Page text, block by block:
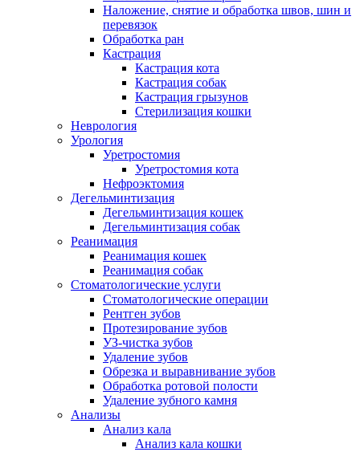
Наложение, снятие и обработка швов, шин и
перевязок
Обработка ран
Кастрация
Кастрация кота
Кастрация собак
Кастрация грызунов
Стерилизация кошки
Неврология
Урология
Уретростомия
Уретростомия кота
Нефроэктомия
Дегельминтизация
Дегельминтизация кошек
Дегельминтизация собак
Реанимация
Реанимация кошек
Реанимация собак
Стоматологические услуги
Стоматологические операции
Рентген зубов
Протезирование зубов
УЗ-чистка зубов
Удаление зубов
Обрезка и выравнивание зубов
Обработка ротовой полости
Удаление зубного камня
Анализы
Анализ кала
Анализ кала кошки